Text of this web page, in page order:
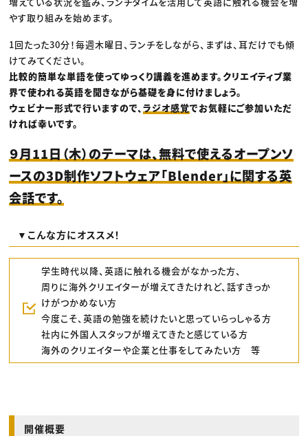
プロフェッショナル×つながる×メディア
やす取り組みを始めます。
1回たった30分！毎週木曜日、ランチをしながら、まずは、耳だけでも傾
けてみてください。
比較的簡単な単語を使ってゆっくり講義を進めます。クリエイティブ業
界で使われる英語を聞きながら基礎を身に付けましょう。
ウェビナー形式で行いますので、ラジオ感覚でお気軽にご参加いただ
ければ幸いです。
９月11日（木）のテーマは、無料で使えるオープンソ
ースの3D制作ソフトウェア「Blender」に関する英
会話です。
▼こんな方にオススメ！
学生時代以降、英語に触れる機会がなかった方、
周りに海外クリエイターが増えてきたけれど、話すきっか
けがつかめない方
今度こそ、英語の勉強を続けたいと思っていらっしゃる方
社内に外国人スタッフが増えてきたと感じている方
海外のクリエイターや企業と仕事をしてみたい方 等
開催概要